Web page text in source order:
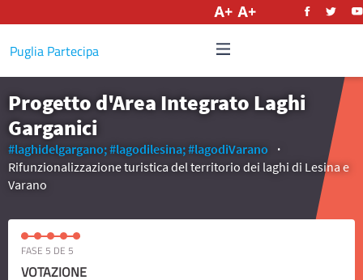
Puglia Partecipa
Progetto d'Area Integrato Laghi
Garganici
#laghidelgargano;#lagodilesina;#lagodiVarano
Rifunzionalizzazione turistica del territorio dei laghi di Lesina e
Varano
FASE 5 DE 5
VOTAZIONE